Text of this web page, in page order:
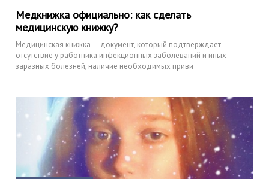
Медкнижка официально: как сделать
медицинскую книжку?
Медицинская книжка — документ, который подтверждает
отсутствие у работника инфекционных заболеваний и иных
заразных болезней, наличие необходимых приви